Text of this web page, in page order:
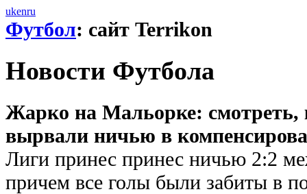
ukenru
Футбол: сайт Terrikon
Новости Футбола
Жарко на Мальорке: смотреть,
вырвали ничью в
Лиги принес принес ничью 2:2
причем все голы были забиты в